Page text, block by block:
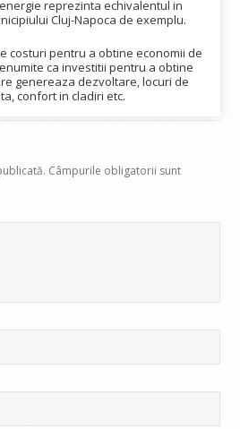
reprezinta echivalentul in
Cluj-Napoca de exemplu.
costuri pentru a obtine economii de
ca investitii pentru a obtine
genereaza dezvoltare, locuri de
confort in cladiri etc.
Câmpurile obligatorii sunt